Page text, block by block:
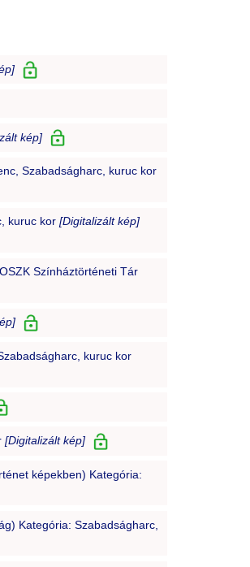
kép]
Szabadságharc, kuruc kor
kuruc kor [Digitalizált kép]
Színháztörténeti Tár
kuruc kor
[Digitalizált kép]
képekben) Kategória:
Kategória: Szabadságharc,